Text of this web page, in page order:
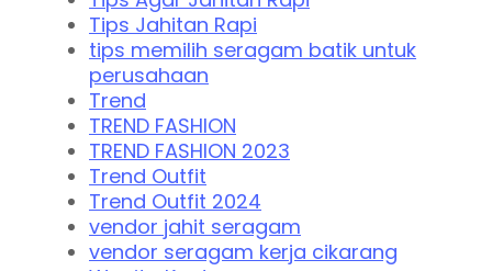
Tips Jahitan Rapi
tips memilih seragam batik untuk
perusahaan
Trend
TREND FASHION
TREND FASHION 2023
Trend Outfit
Trend Outfit 2024
vendor jahit seragam
vendor seragam kerja cikarang